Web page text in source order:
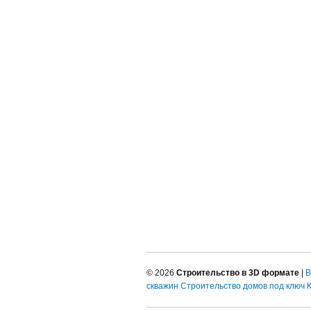
© 2026 Строительство в 3D формате |
скважин Строительство домов под ключ